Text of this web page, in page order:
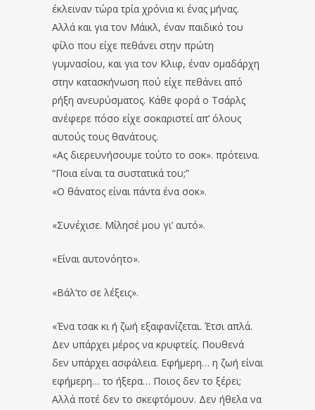
έκλειναν τώρα τρία χρόνια κι ένας μήνας.
Αλλά και για τον Μάικλ, έναν παιδικό του
φίλο που είχε πεθάνει στην πρώτη
γυμνασίου, και για τον Κλιφ, έναν ομαδάρχη
στην κατασκήνωση πού είχε πεθάνει από
ρήξη ανευρύσματος. Κάθε φορά ο Τσάρλς
ανέφερε πόσο είχε σοκαριστεί απ’ όλους
αυτούς τους θανάτους.
«Ας διερευνήσουμε τούτο το σοκ». πρότεινα.
“Ποια είναι τα συστατικά του;”
«Ο θάνατος είναι πάντα ένα σοκ».
«Συνέχισε. Μίλησέ μου γι’ αυτό».
«Είναι αυτονόητο».
«Βάλ’το σε λέξεις».
«Ένα τσακ κι ή ζωή εξαφανίζεται. Έτσι απλά.
Δεν υπάρχει μέρος να κρυφτείς. Πουθενά
δεν υπάρχει ασφάλεια. Εφήμερη… η ζωή είναι
εφήμερη… το ήξερα… Ποιος δεν το ξέρει;
Αλλά ποτέ δεν το σκεφτόμουν. Δεν ήθελα να